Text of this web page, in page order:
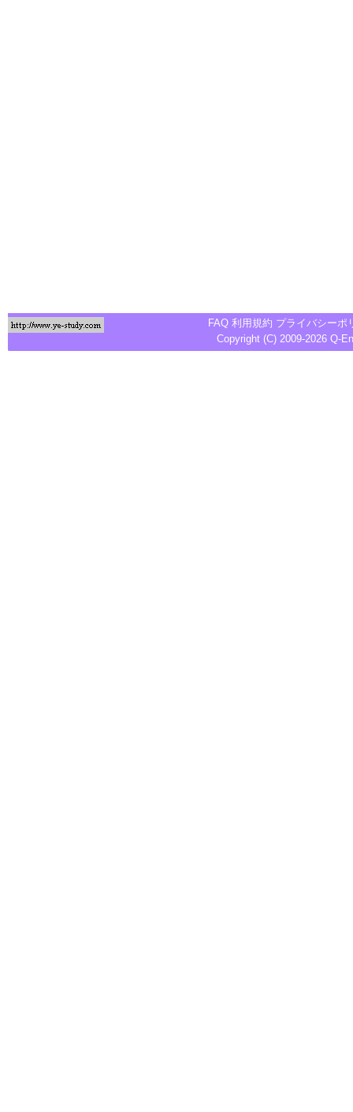
FAQ 利用規約 プライバシーポ
Copyright (C) 2009-2026 Q-